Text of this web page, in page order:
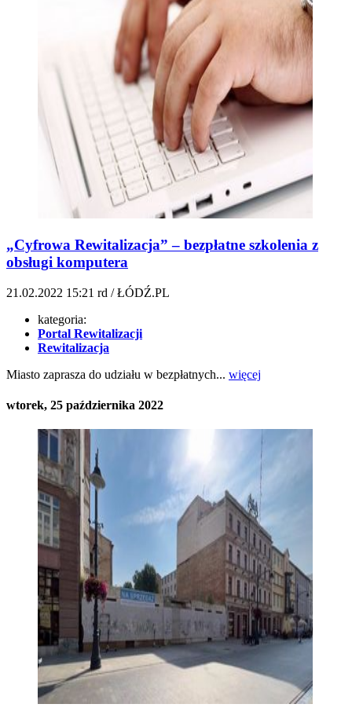
„Cyfrowa Rewitalizacja” – bezpłatne szkolenia z
obsługi komputera
21.02.2022 15:21 rd / ŁÓDŹ.PL
kategoria:
Portal Rewitalizacji
Rewitalizacja
Miasto zaprasza do udziału w bezpłatnych... więcej
wtorek, 25 października 2022